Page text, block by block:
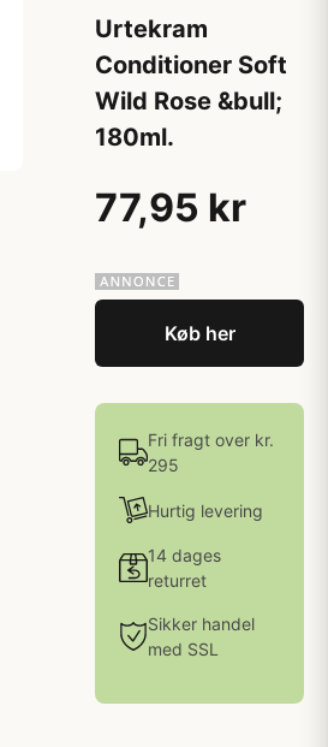
Urtekram
Conditioner Soft
Wild Rose &bull;
180ml.
77,95 kr
Køb her
Fri fragt over kr.
295
Hurtig levering
14 dages
returret
Sikker handel
med SSL